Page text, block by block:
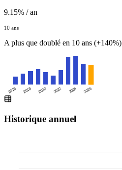
9.15% / an
10 ans
A plus que doublé en 10 ans (+140%)
2016 2018 2020 2022 2024 2026
Historique annuel